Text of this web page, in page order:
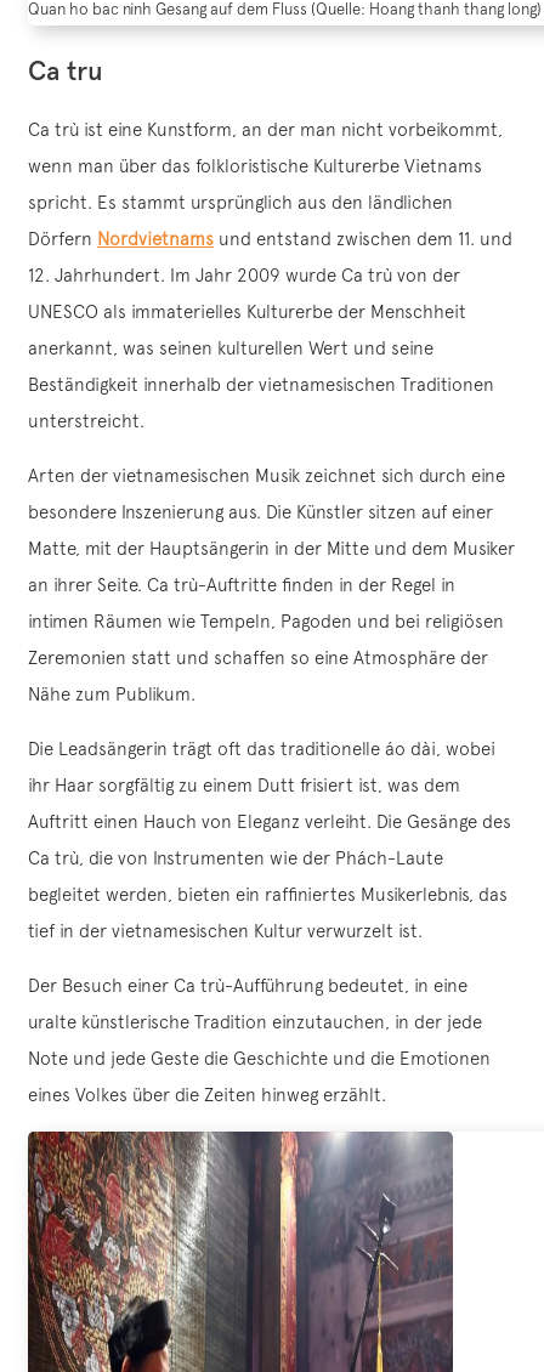
Quan ho bac ninh Gesang auf dem Fluss (Quelle: Hoang thanh thang long)
Ca tru
Ca trù ist eine Kunstform, an der man nicht vorbeikommt,
wenn man über das folkloristische Kulturerbe Vietnams
spricht. Es stammt ursprünglich aus den ländlichen
Dörfern Nordvietnams und entstand zwischen dem 11. und
12. Jahrhundert. Im Jahr 2009 wurde Ca trù von der
UNESCO als immaterielles Kulturerbe der Menschheit
anerkannt, was seinen kulturellen Wert und seine
Beständigkeit innerhalb der vietnamesischen Traditionen
unterstreicht.
Arten der vietnamesischen Musik zeichnet sich durch eine
besondere Inszenierung aus. Die Künstler sitzen auf einer
Matte, mit der Hauptsängerin in der Mitte und dem Musiker
an ihrer Seite. Ca trù-Auftritte finden in der Regel in
intimen Räumen wie Tempeln, Pagoden und bei religiösen
Zeremonien statt und schaffen so eine Atmosphäre der
Nähe zum Publikum.
Die Leadsängerin trägt oft das traditionelle áo dài, wobei
ihr Haar sorgfältig zu einem Dutt frisiert ist, was dem
Auftritt einen Hauch von Eleganz verleiht. Die Gesänge des
Ca trù, die von Instrumenten wie der Phách-Laute
begleitet werden, bieten ein raffiniertes Musikerlebnis, das
tief in der vietnamesischen Kultur verwurzelt ist.
Der Besuch einer Ca trù-Aufführung bedeutet, in eine
uralte künstlerische Tradition einzutauchen, in der jede
Note und jede Geste die Geschichte und die Emotionen
eines Volkes über die Zeiten hinweg erzählt.